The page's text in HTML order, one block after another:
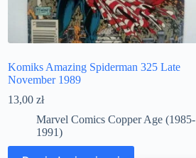
Komiks Amazing Spiderman 325 Late
November 1989
13,00 zł
Marvel Comics Copper Age (1985-
1991)